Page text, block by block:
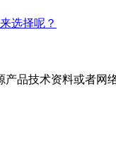
选择呢？
产品技术资料或者网